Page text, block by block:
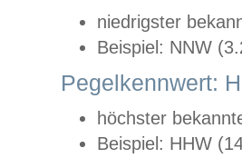
niedrigster
Beispiel: NNW
Pegelkennwert:
höchster
Beispiel: HHW